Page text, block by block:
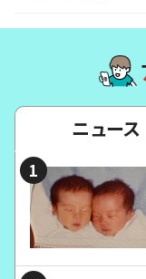
ニュース